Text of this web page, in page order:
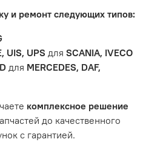
сцепления, свечи зажигания
неправильной установкой
системы или системы
и ремонт следующих типов:
UIS, UPS для SCANIA, IVECO
для MERCEDES, DAF,
комплексное решение
до качественного
с гарантией.